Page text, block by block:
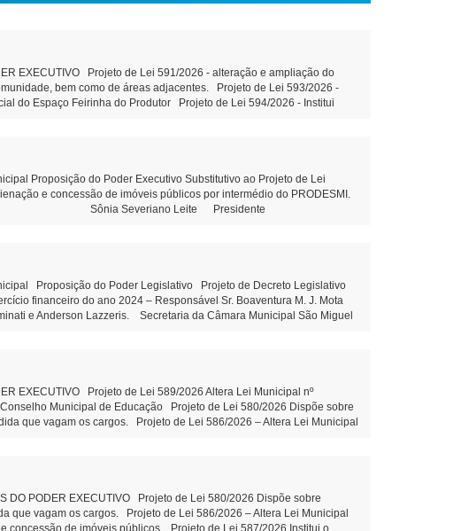
EXECUTIVO Projeto de Lei 591/2026 - alteração e ampliação do
bem como de áreas adjacentes. Projeto de Lei 593/2026 -
do Espaço Feirinha do Produtor Projeto de Lei 594/2026 - Institui
do Cons. Municipal de Educação Tramitação Legal Objetivo:
o Fórum Municipal de Educação – Tramitação Legal Objetivo: Dispõe
Projeto de Resolução 03/2026 - Prorroga o prazo para conclusão dos
e dá outras providências. Projeto de Lei 592/2026 - Altera piso
remuneratória do cargo Aux.de Serviços gerais - leitura Indicação
Addy Maria Dall’Oglio Cavalca Autor: Vereador Evandro Ghellere
2026 Juliane Dandolini Sônia Severiano
Proposição do Poder Executivo Substitutivo ao Projeto de Lei
e concessão de imóveis públicos por intermédio do PRODESMI.
Dandolini Sônia Severiano Leite Presidente
Proposição do Poder Legislativo Projeto de Decreto Legislativo
financeiro do ano 2024 – Responsável Sr. Boaventura M. J. Mota
e Anderson Lazzeris. Secretaria da Câmara Municipal São Miguel
EXECUTIVO Projeto de Lei 589/2026 Altera Lei Municipal nº
Municipal de Educação Projeto de Lei 580/2026 Dispõe sobre
que vagam os cargos. Projeto de Lei 586/2026 – Altera Lei Municipal
da entidade PROPOSIÇÕES DA CÂMARA MUNICIPAL Projeto de Lei
Evandro Indicação 78/2026 Ações e execução de Limpeza no leito e
Capitão Claudio Juliane Dandolini Sônia Severiano
PODER EXECUTIVO Projeto de Lei 580/2026 Dispõe sobre
que vagam os cargos. Projeto de Lei 586/2026 – Altera Lei Municipal
concessão de imóveis públicos. Projeto de Lei 587/2026 Institui o